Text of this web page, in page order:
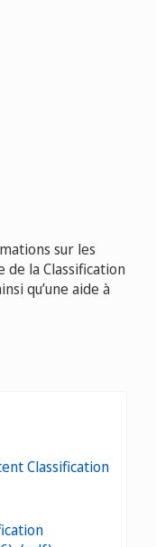
sur les
la Classification
qu’une aide à